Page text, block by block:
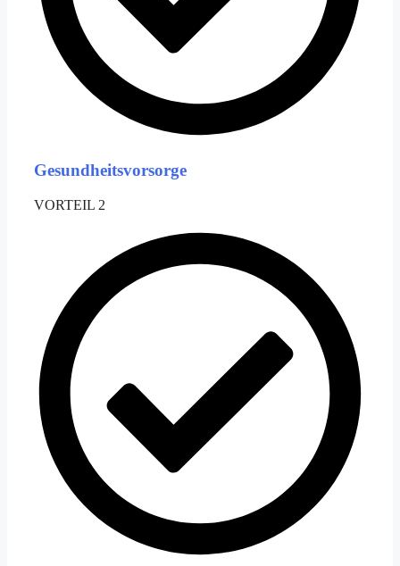
Gesundheitsvorsorge
VORTEIL 2